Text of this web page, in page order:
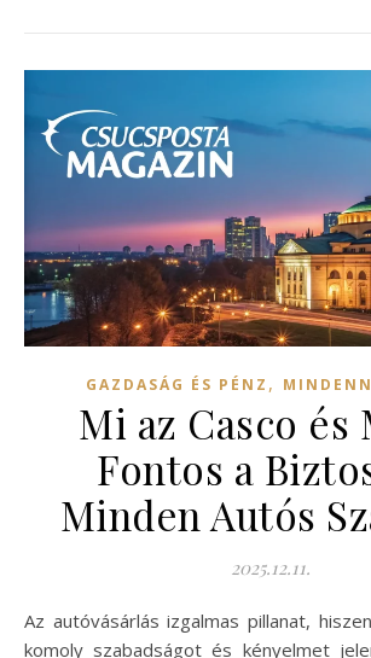
GAZDASÁG ÉS PÉNZ ,
Mi az Casco
Fontos a
Minden Autós
2025.12.11.
Az autóvásárlás izgalmas pillanat, hiszen egy saját jármű
komoly szabadságot és kényelmet